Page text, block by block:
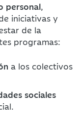
personal,
iniciativas y
de la
programas:
a los colectivos
sociales